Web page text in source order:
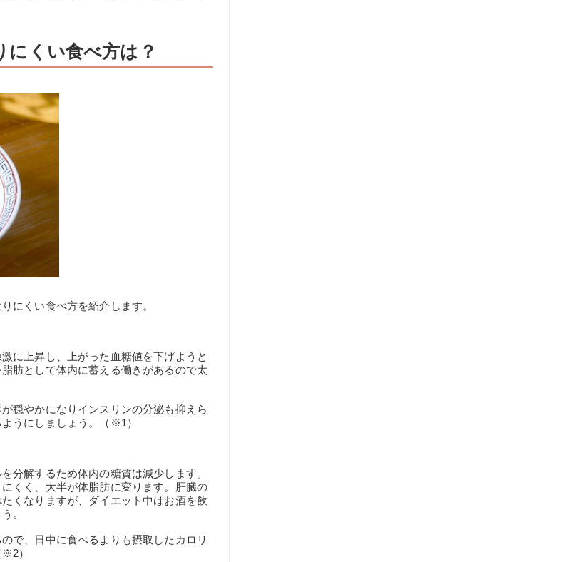
にくい食べ方は？
にくい食べ方を紹介します。
に上昇し、上がった血糖値を下げようと
肪として体内に蓄える働きがあるので太
穏やかになりインスリンの分泌も抑えら
うにしましょう。（※1）
分解するため体内の糖質は減少します。
くく、大半が体脂肪に変ります。肝臓の
くなりますが、ダイエット中はお酒を飲
。
で、日中に食べるよりも摂取したカロリ
）